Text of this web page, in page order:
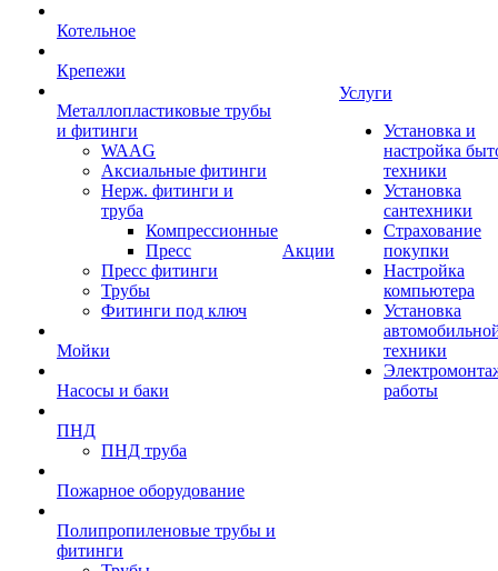
Котельное
Крепежи
Металлопластиковые трубы
и фитинги
WAAG
Аксиальные фитинги
Нерж. фитинги и
труба
Компрессионные
Пресс
Пресс фитинги
Трубы
Фитинги под ключ
Мойки
Насосы и баки
ПНД
ПНД труба
Пожарное оборудование
Полипропиленовые трубы и
фитинги
Акции
Услуги
Установка и
настройка
техники
Установка
сантехники
Страхование
покупки
Настройка
компьютера
Установка
техники
работы